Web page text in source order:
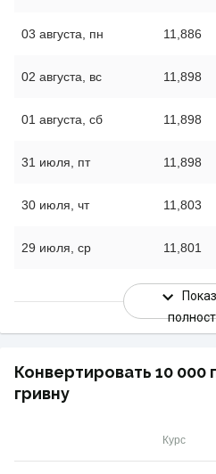
03 августа, пн 11,886
02 августа, вс 11,898
01 августа, сб 11,898
31 июля, пт 11,898
30 июля, чт 11,803
29 июля, ср 11,801
Конвертировать 10 000
гривну
Курс